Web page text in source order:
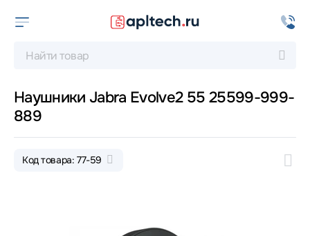
Наушники Jabra Evolve2 55 25599-999-
889
Код товара: 77-59